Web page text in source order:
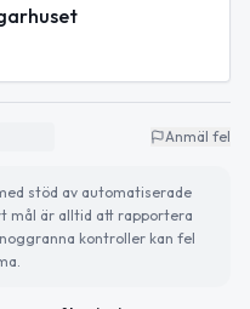
Anmäl fel
stöd av automatiserade
mål är alltid att rapportera
kontroller kan fel